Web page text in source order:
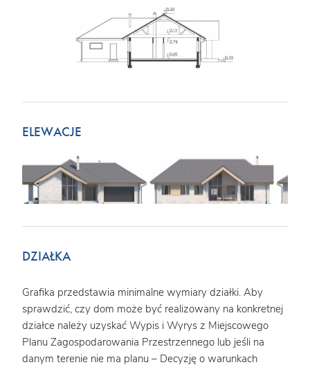
ELEWACJE
DZIAŁKA
Grafika przedstawia minimalne wymiary działki. Aby
sprawdzić, czy dom może być realizowany na konkretnej
działce należy uzyskać Wypis i Wyrys z Miejscowego
Planu Zagospodarowania Przestrzennego lub jeśli na
danym terenie nie ma planu – Decyzję o warunkach